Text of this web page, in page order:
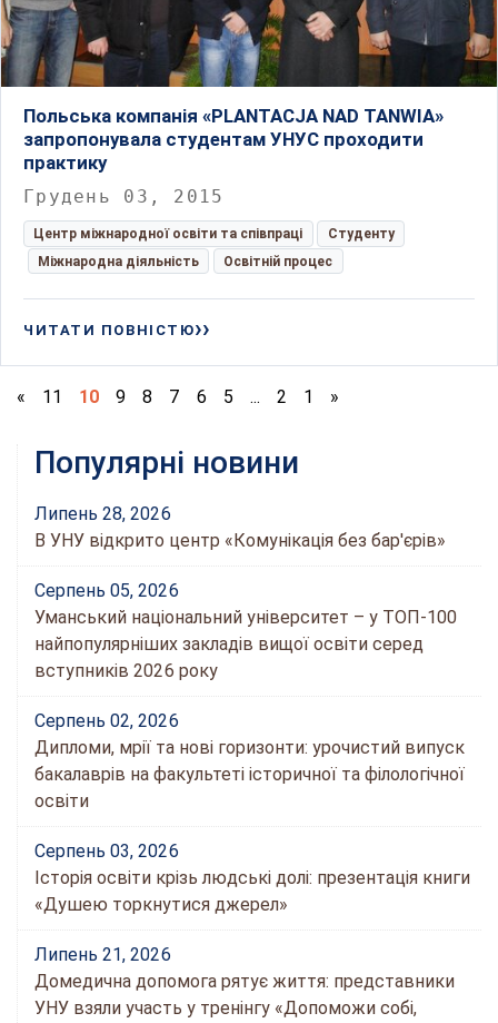
Польська компанія «PLANTACJA NAD TANWIA»
запропонувала студентам УНУС проходити
практику
Грудень 03, 2015
Центр міжнародної освіти та співпраці
Студенту
Міжнародна діяльність
Освітній процес
ЧИТАТИ ПОВНІСТЮ
« 11 10 9 8 7 6 5 ... 2 1 »
Популярні новини
Липень 28, 2026
В УНУ відкрито центр «Комунікація без бар'єрів»
Серпень 05, 2026
Уманський національний університет – у ТОП-100
найпопулярніших закладів вищої освіти серед
вступників 2026 року
Серпень 02, 2026
Дипломи, мрії та нові горизонти: урочистий випуск
бакалаврів на факультеті історичної та філологічної
освіти
Серпень 03, 2026
Історія освіти крізь людські долі: презентація книги
«Душею торкнутися джерел»
Липень 21, 2026
Домедична допомога рятує життя: представники
УНУ взяли участь у тренінгу «Допоможи собі,